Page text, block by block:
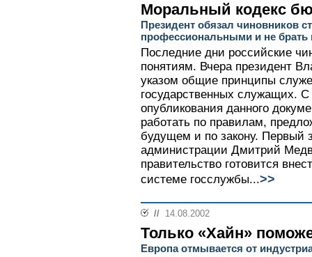
Моральный кодекс
Президент обязал чиновников
профессиональными и не брать
Последние дни российские
понятиям. Вчера президент
указом общие принципы
государственных служащих.
опубликования данного
работать по правилам,
будущем и по закону. Первый
администрации Дмитрий
правительство готовится
системе госслужбы...>>
// 14.08.2002
Только «Хайн»
Европа отмывается от